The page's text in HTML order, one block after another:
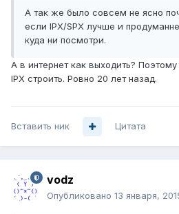
А так же было совсем не ясно
если IPX/SPX лучше и
куда ни посмотри.
А в интернет как выходить?
IPX строить. Ровно 20 лет назад.
Вставить ник Цитата
vodz
Опубликовано 13 января,